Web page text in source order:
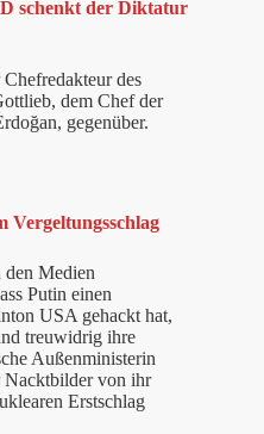
schenkt der Diktatur
des
dem Chef der
gegenüber.
Vergeltungsschlag
den Medien
Putin einen
USA gehackt hat,
treuwidrig ihre
Außenministerin
Nacktbilder von ihr
Erstschlag